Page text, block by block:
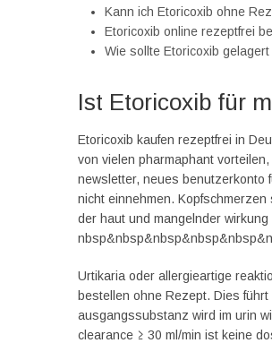
Kann ich Etoricoxib ohne
Etoricoxib online rezeptfrei
Wie sollte Etoricoxib
Ist Etoricoxib für
Etoricoxib kaufen rezeptfrei in
von vielen pharmaphant
newsletter, neues benutzerkonto
nicht einnehmen.
der haut und mangelnder
Urtikaria oder allergieartige
bestellen ohne Rezept. Dies
ausgangssubstanz wird im urin
clearance ≥ 30 ml/min ist keine